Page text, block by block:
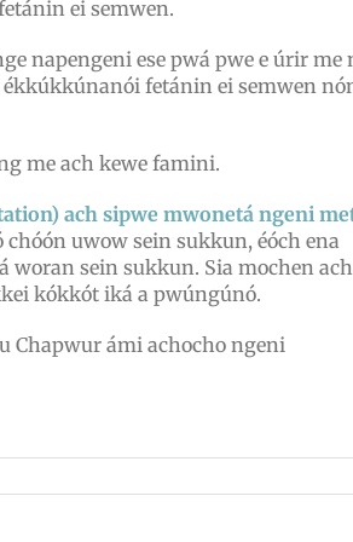
ei semwen.
napengeni ese pwá pwe e úrir me
fetánin ei semwen
me ach kewe famini.
ach sipwe mwonetá ngeni
uwow sein sukkun, éóch ena
woran sein sukkun. Sia mochen ach
kókkót iká a pwúngúnó.
Chapwur ámi achocho ngeni